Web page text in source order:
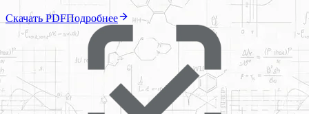
Скачать PDFПодробнее